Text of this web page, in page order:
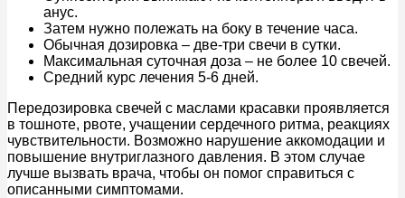
анус.
Затем нужно полежать на боку в течение часа.
Обычная дозировка – две-три свечи в сутки.
Максимальная суточная доза – не более 10 свечей.
Средний курс лечения 5-6 дней.
Передозировка свечей с маслами красавки проявляется
в тошноте, рвоте, учащении сердечного ритма, реакциях
чувствительности. Возможно нарушение аккомодации и
повышение внутриглазного давления. В этом случае
лучше вызвать врача, чтобы он помог справиться с
описанными симптомами.